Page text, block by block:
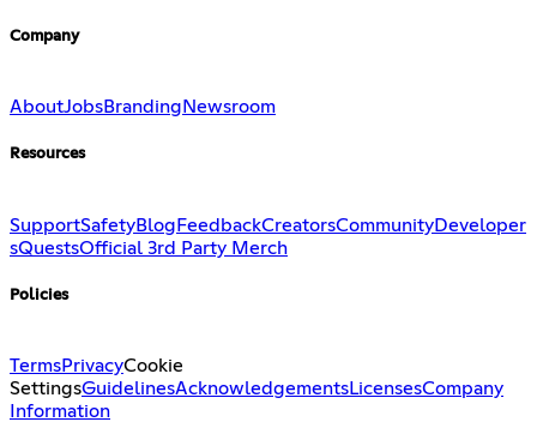
Company
AboutJobsBranding Newsroom
Resources
SupportSafetyBlog FeedbackCreatorsCommunityDeveloper
sQuestsOfficial 3rd Party Merch
Policies
TermsPrivacyCookie
SettingsGuidelinesAcknowledgementsLicensesCompany
Information